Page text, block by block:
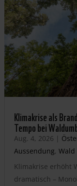
Klimakrise als
Tempo bei
Aug. 4, 2026 |
Aussendung, Wald
Klimakrise erhöht
dramatisch –